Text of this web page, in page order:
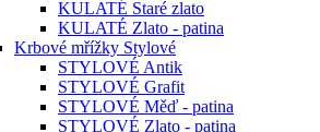
KULATÉ Staré zlato
KULATÉ Zlato - patina
Krbové mřížky Stylové
STYLOVÉ Antik
STYLOVÉ Grafit
STYLOVÉ Měď - patina
STYLOVÉ Zlato - patina